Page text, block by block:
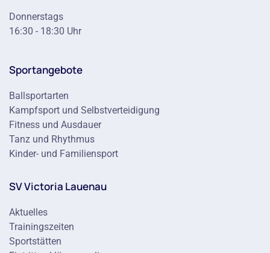
Donnerstags
16:30 - 18:30 Uhr
Sportangebote
Ballsportarten
Kampfsport und Selbstverteidigung
Fitness und Ausdauer
Tanz und Rhythmus
Kinder- und Familiensport
SV Victoria Lauenau
Aktuelles
Trainingszeiten
Sportstätten